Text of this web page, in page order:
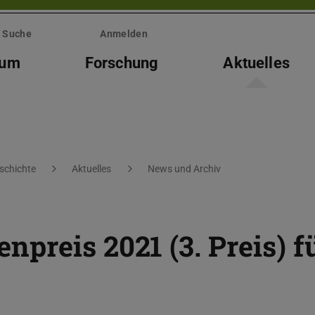
Suche Anmelden
Forschung Aktuelles
Aktuelles News und Archiv
2021 (3. Preis)